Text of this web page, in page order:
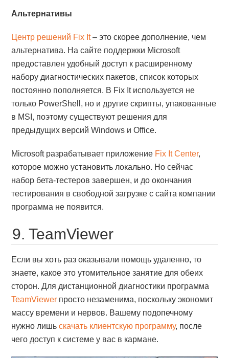
Альтернативы
Центр решений Fix It– это скорее дополнение, чем
альтернатива. На сайте поддержки Microsoft
предоставлен удобный доступ к расширенному
набору диагностических пакетов, список которых
постоянно пополняется. В Fix It используется не
только PowerShell, но и другие скрипты, упакованные
в MSI, поэтому существуют решения для
предыдущих версий Windows и Office.
Microsoft разрабатывает приложение Fix It Center,
которое можно установить локально. Но сейчас
набор бета-тестеров завершен, и до окончания
тестирования в свободной загрузке с сайта компании
программа не появится.
9. TeamViewer
Если вы хоть раз оказывали помощь удаленно, то
знаете, какое это утомительное занятие для обеих
сторон. Для дистанционной диагностики программа
TeamViewer просто незаменима, поскольку экономит
массу времени и нервов. Вашему подопечному
нужно лишьскачать клиентскую программу, после
чего доступ к системе у вас в кармане.